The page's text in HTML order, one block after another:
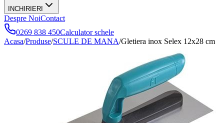
INCHIRIERI
Despre NoiContact
0269 838 450Calculator schele
Acasa/Produse/SCULE DE MANA/Gletiera inox Selex 12x28 cm